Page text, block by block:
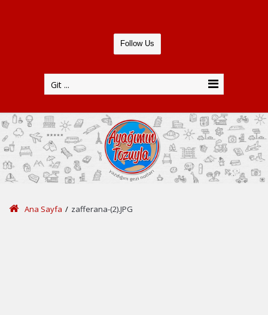
Follow Us
Git ...
Ana Sayfa / zafferana-(2).JPG